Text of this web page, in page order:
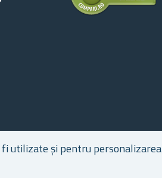
fi utilizate și pentru personalizarea